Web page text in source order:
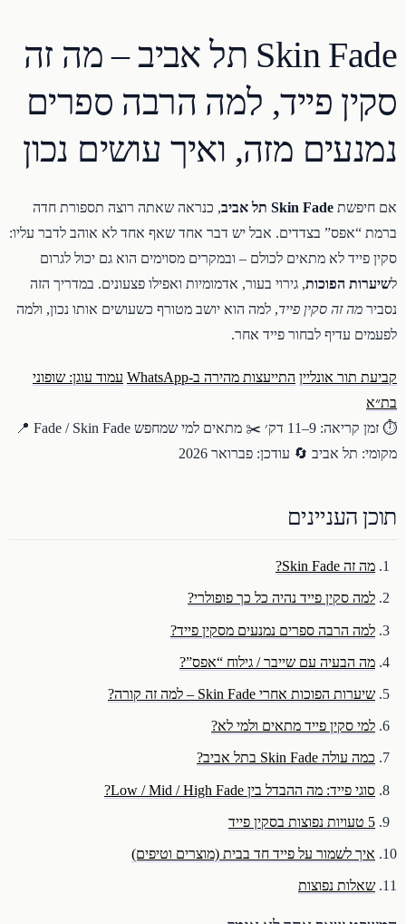
Skin Fade תל אביב – מה זה
סקין פייד, למה הרבה ספרים
נמנעים מזה, ואיך עושים נכון
אם חיפשת Skin Fade תל אביב
, כנראה שאתה רוצה תספורת חדה
ברמת “אפס” בצדדים. אבל יש דבר אחד שאף אחד לא אוהב לדבר עליו:
סקין פייד לא מתאים לכולם – ובמקרים מסוימים הוא גם יכול לגרום
לשיערות הפוכות, גירוי בעור, אדמומיות ואפילו פצעונים. במדריך הזה
נסביר מה זה סקין פייד, למה הוא יושב מטורף כשעושים אותו נכון, ולמה
לפעמים עדיף לבחור פייד אחר.
קביעת תור אונליין התייעצות מהירה ב-WhatsApp
עמוד עוגן: שופוני
בת״א
⏱️ זמן קריאה: 9–11 דק׳
✂️ מתאים למי שמחפש Fade / Skin Fade
📍
מקומי: תל אביב 🔄 עודכן: פברואר 2026
תוכן העניינים
מה זה Skin Fade?
למה סקין פייד נהיה כל כך פופולרי?
למה הרבה ספרים נמנעים מסקין פייד?
מה הבעיה עם שייבר / גילוח “אפס”?
שיערות הפוכות אחרי Skin Fade – למה זה קורה?
למי סקין פייד מתאים ולמי לא?
כמה עולה Skin Fade בתל אביב?
סוגי פייד: מה ההבדל בין Low / Mid / High Fade?
5 טעויות נפוצות בסקין פייד
איך לשמור על פייד חד בבית (מוצרים וטיפים)
שאלות נפוצות